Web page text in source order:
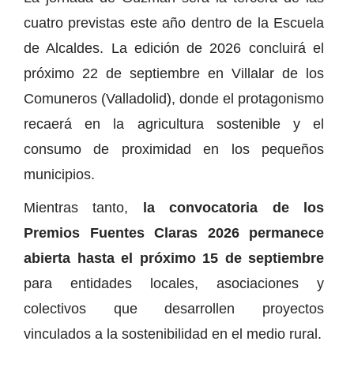
cuatro previstas este año dentro de la Escuela
de Alcaldes. La edición de 2026 concluirá el
próximo 22 de septiembre en Villalar de los
Comuneros (Valladolid), donde el protagonismo
recaerá en la agricultura sostenible y el
consumo de proximidad en los pequeños
municipios.
Mientras tanto, la convocatoria de los
Premios Fuentes Claras 2026 permanece
abierta hasta el próximo 15 de septiembre
para entidades locales, asociaciones y
colectivos que desarrollen proyectos
vinculados a la sostenibilidad en el medio rural.